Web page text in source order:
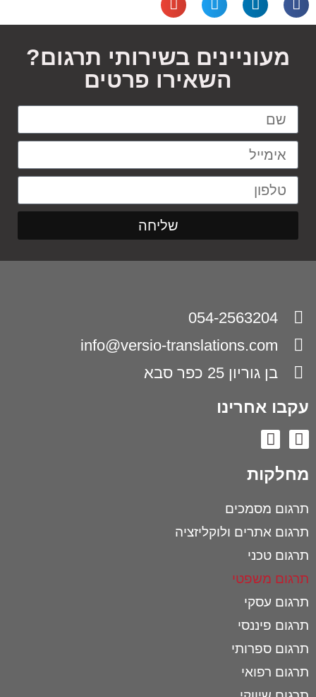
מעוניינים בשירותי תרגום?
השאירו פרטים
שליחה
מחלקות
תרגום מסמכים
תרגום אתרים ולוקליזציה
תרגום טכני
תרגום משפטי
תרגום עסקי
תרגום פיננסי
תרגום ספרותי
תרגום רפואי
עקבו אחרינו
054-2563204
info@versio-translations.com
בן גוריון 25 כפר סבא